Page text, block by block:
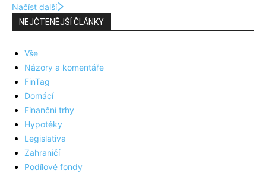
Načíst další
NEJČTENĚJŠÍ ČLÁNKY
Vše
Názory a komentáře
FinTag
Domácí
Finanční trhy
Hypotéky
Legislativa
Zahraničí
Podílové fondy